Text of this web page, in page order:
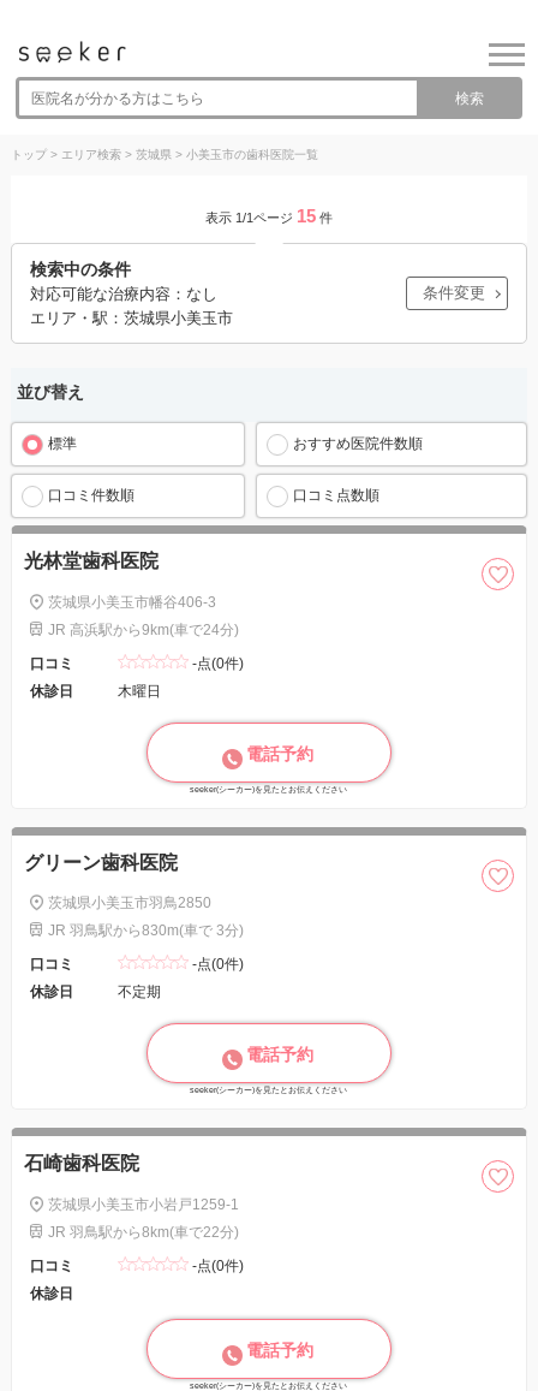
検索
トップ> エリア検索> 茨城県 > 小美玉市の歯科医院一覧
表示 1/1ページ 15 件
検索中の条件
対応可能な治療内容：なし
エリア・駅：茨城県小美玉市
条件変更
並び替え
標準 おすすめ医院件数順
口コミ件数順 口コミ点数順
光林堂歯科医院
茨城県小美玉市幡谷406-3
JR 高浜駅から9km(車で24分)
口コミ
-点(0件)
休診日
木曜日
電話予約
seeker(シーカー)を見たとお伝えください
グリーン歯科医院
茨城県小美玉市羽鳥2850
JR 羽鳥駅から830m(車で 3分)
口コミ
-点(0件)
休診日
不定期
電話予約
seeker(シーカー)を見たとお伝えください
石崎歯科医院
茨城県小美玉市小岩戸1259-1
JR 羽鳥駅から8km(車で22分)
口コミ
-点(0件)
休診日
電話予約
seeker(シーカー)を見たとお伝えください